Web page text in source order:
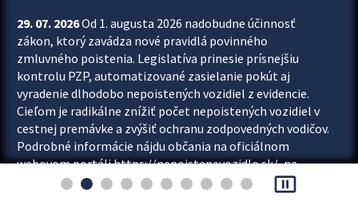
29. 07. 2026Od 1. augusta 2026 nadobudne účinnosť
zákon, ktorý zavádza nové pravidlá povinného
zmluvného poistenia. Legislatíva prinesie prísnejšiu
kontrolu PZP, automatizované zasielanie pokút aj
vyradenie dlhodobo nepoistených vozidiel z evidencie.
Cieľom je radikálne znížiť počet nepoistených vozidiel v
cestnej premávke a zvýšiť ochranu zodpovedných vodičov.
Podrobné informácie nájdu občania na oficiálnom
webovom portáli https://nepoistenevozidlo.sk/, na
ktorom od augusta pribudne aj možnosť overiť si...
pause_presentation